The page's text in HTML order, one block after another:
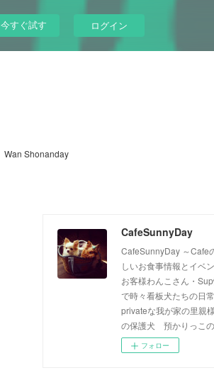
今すぐ試す ログイン
Wan Shonanday
CafeSunnyDay
CafeSunnyDay ～Cafe
しいお食事情報とイベ
お客様わんこさん・
で時々看板犬たちの日
privateな我が家の里親
の保護犬 預かりっこ
フォロー